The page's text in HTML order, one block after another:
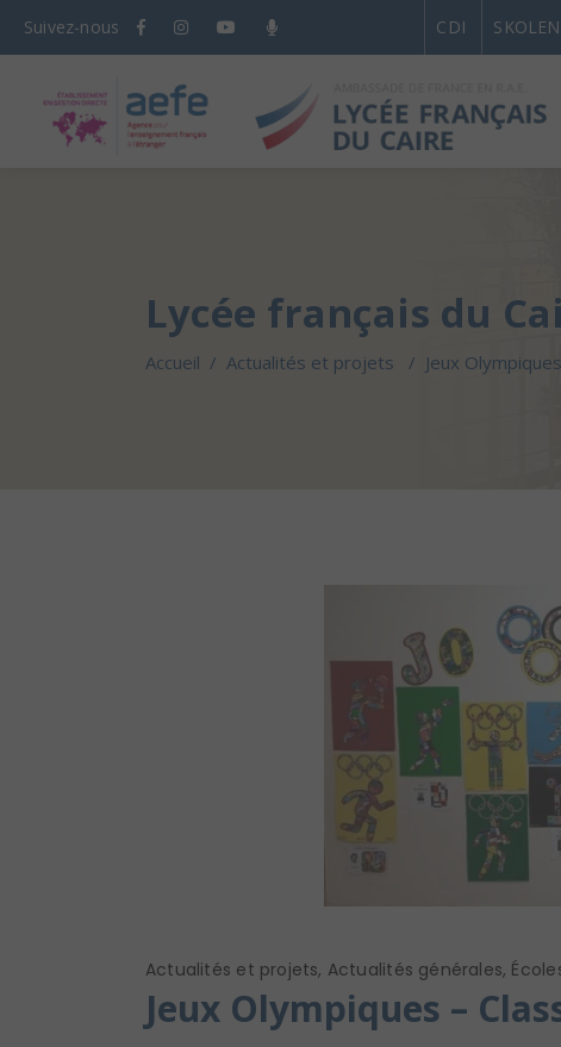
Suivez-nous CDI
Lycée français du
Accueil / Actualités et projets / Jeux
Actualités et projets, Actualités générales,
Jeux Olympiques –